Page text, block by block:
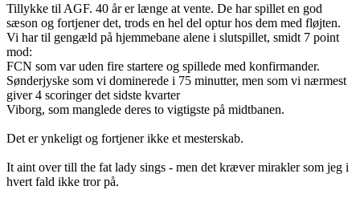
Tillykke til AGF. 40 år er længe at vente. De har spillet en god
sæson og fortjener det, trods en hel del optur hos dem med fløjten.
Vi har til gengæld på hjemmebane alene i slutspillet, smidt 7 point
mod:
FCN som var uden fire startere og spillede med konfirmander.
Sønderjyske som vi dominerede i 75 minutter, men som vi nærmest
giver 4 scoringer det sidste kvarter
Viborg, som manglede deres to vigtigste på midtbanen.
Det er ynkeligt og fortjener ikke et mesterskab.
It aint over till the fat lady sings - men det kræver mirakler som jeg i
hvert fald ikke tror på.